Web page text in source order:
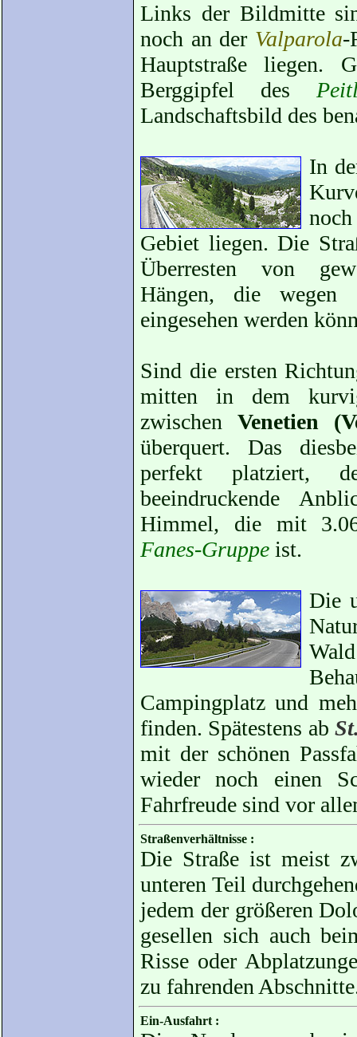
Links der Bildmitte
noch an der Valparola-
Hauptstraße liegen.
Berggipfel des
Landschaftsbild des
In
Gebiet liegen. Die
Überresten von
Hängen, die wegen
eingesehen werden
Sind die ersten
mitten in dem
zwischen Venetien
überquert. Das
perfekt platziert,
beeindruckende
Himmel, die mit
Fanes-Gruppe ist.
Die
Campingplatz und
finden. Spätestens ab
mit der schönen
wieder noch einen
Fahrfreude sind vor
Straßenverhältnisse :
Die Straße ist meist
unteren Teil
jedem der größeren
gesellen sich auch
Risse oder
zu fahrenden
Ein-Ausfahrt :